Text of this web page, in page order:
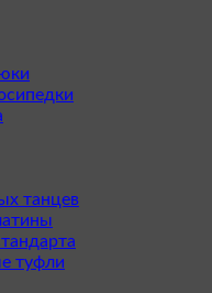
танцев
туфли